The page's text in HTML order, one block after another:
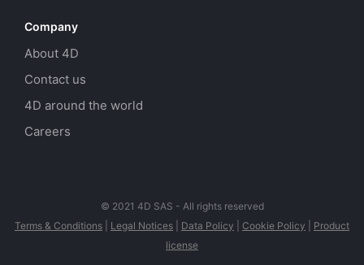
Company
About 4D
Contact us
4D around the world
Careers
© 2021 4D SAS - All rights reserved
Terms & Conditions
Legal Notices Data Policy Cookie Policy
Product
license